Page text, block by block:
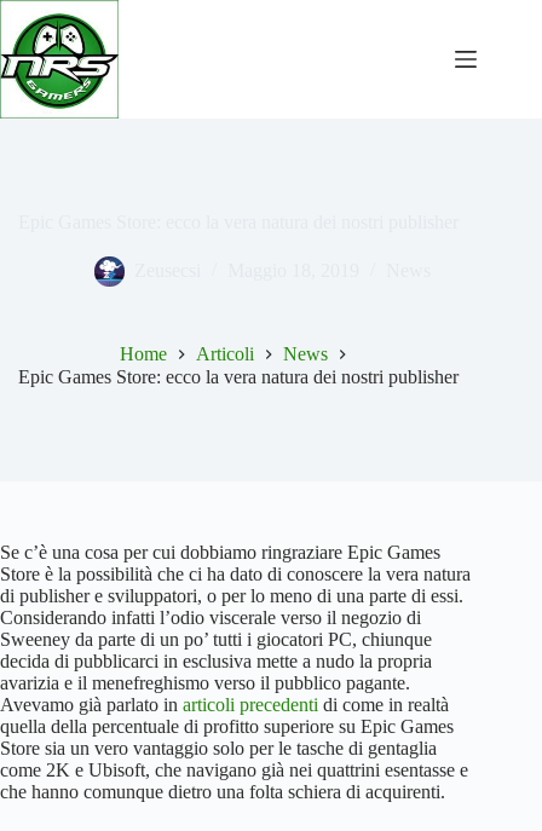
Salta
contenuto
Home Articoli
News
Epic Games Store: ecco la vera natura dei nostri publisher
Se c’è una cosa per cui dobbiamo ringraziare Epic Games
Store è la possibilità che ci ha dato di conoscere la vera natura
di publisher e sviluppatori, o per lo meno di una parte di essi.
Considerando infatti l’odio viscerale verso il negozio di
Sweeney da parte di un po’ tutti i giocatori PC, chiunque
decida di pubblicarci in esclusiva mette a nudo la propria
avarizia e il menefreghismo verso il pubblico pagante.
Avevamo già parlato in articoli precedenti di come in realtà
quella della percentuale di profitto superiore su Epic Games
Store sia un vero vantaggio solo per le tasche di gentaglia
come 2K e Ubisoft, che navigano già nei quattrini esentasse e
che hanno comunque dietro una folta schiera di acquirenti.